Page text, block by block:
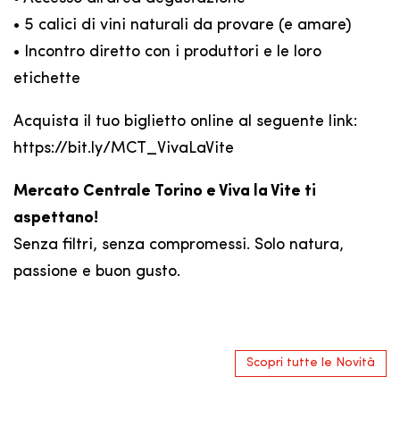
• 5 calici di vini naturali da provare (e amare)
• Incontro diretto con i produttori e le loro
etichette
Acquista il tuo biglietto online al seguente link:
https://bit.ly/MCT_VivaLaVite
Mercato Centrale Torino e Viva la Vite ti
aspettano!
Senza filtri, senza compromessi. Solo natura,
passione e buon gusto.
Scopri tutte le Novità